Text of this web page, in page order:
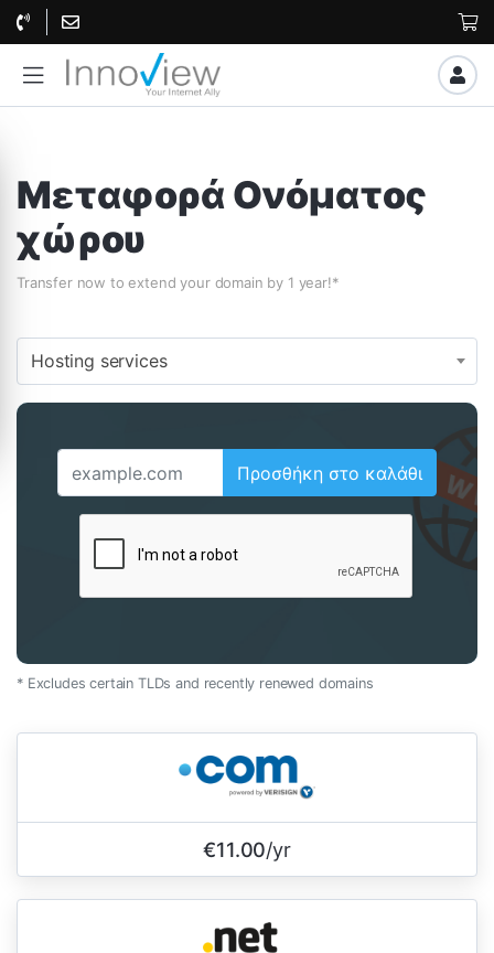
Μεταφορά Ονόματος
χώρου
Transfer now to extend your domain by 1 year!*
Hosting services
Προσθήκη στο καλάθι
* Excludes certain TLDs and recently renewed domains
€11.00/yr